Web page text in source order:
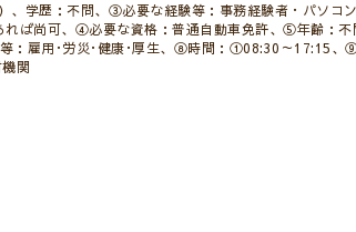
学歴：不問、③必要な経験等：事務経験者・パソコ
ば尚可、④必要な資格：普通自動車免許、⑤年齢：不
：雇用･労災･健康･厚生、⑧時間：①08:30～17:15、
関